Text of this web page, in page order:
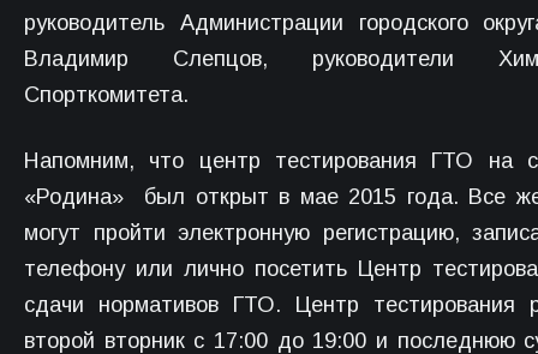
руководитель Администрации городского
Владимир Слепцов, руководители
Спорткомитета.
Напомним, что центр тестирования ГТО на
«Родина» был открыт в мае 2015 года. Все
могут пройти электронную регистрацию,
телефону или лично посетить Центр
сдачи нормативов ГТО. Центр тестирования
второй вторник с 17:00 до 19:00 и последнюю